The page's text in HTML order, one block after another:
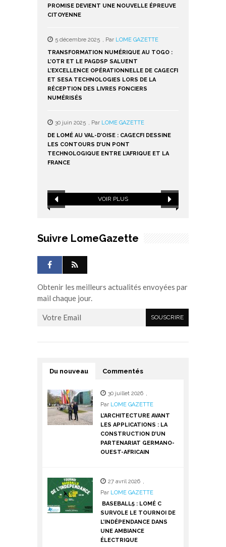
PROMISE DEVIENT UNE NOUVELLE ÉPREUVE
CITOYENNE
5 décembre 2025 , Par LOME GAZETTE
TRANSFORMATION NUMÉRIQUE AU TOGO :
L’OTR ET LE PAGDSP SALUENT
L’EXCELLENCE OPÉRATIONNELLE DE CAGECFI
ET SESA TECHNOLOGIES LORS DE LA
RÉCEPTION DES LIVRES FONCIERS
NUMÉRISÉS
30 juin 2025 , Par LOME GAZETTE
DE LOMÉ AU VAL-D’OISE : CAGECFI DESSINE
LES CONTOURS D’UN PONT
TECHNOLOGIQUE ENTRE L’AFRIQUE ET LA
FRANCE
VOIR PLUS
Suivre LomeGazette
Obtenir les meilleurs actualités envoyées par
mail chaque jour.
Du nouveau Commentés
30 juillet 2026 ,
Par LOME GAZETTE
L’ARCHITECTURE AVANT
LES APPLICATIONS : LA
CONSTRUCTION D’UN
PARTENARIAT GERMANO-
OUEST-AFRICAIN
27 avril 2026 ,
Par LOME GAZETTE
BASEBALL5 : LOMÉ C
SURVOLE LE TOURNOI DE
L’INDÉPENDANCE DANS
UNE AMBIANCE
ÉLECTRIQUE